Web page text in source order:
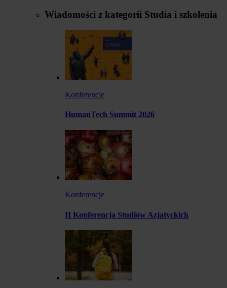
Wiadomości z kategorii Studia i szkolenia
Konferencje
HumanTech Summit 2026
Konferencje
II Konferencja Studiów Azjatyckich